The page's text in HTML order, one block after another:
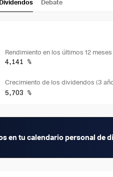
Debate
4,141 %
Crecimiento de los dividendos (3
5,703 %
en tu calendario personal de